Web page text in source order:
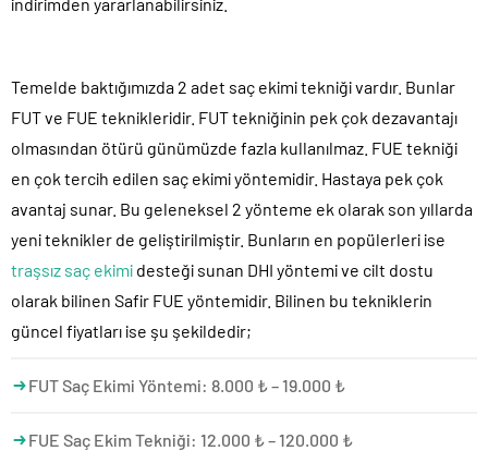
Temelde baktığımızda 2 adet saç ekimi tekniği vardır. Bunlar
FUT ve FUE teknikleridir. FUT tekniğinin pek çok dezavantajı
olmasından ötürü günümüzde fazla kullanılmaz. FUE tekniği
en çok tercih edilen saç ekimi yöntemidir. Hastaya pek çok
avantaj sunar. Bu geleneksel 2 yönteme ek olarak son yıllarda
yeni teknikler de geliştirilmiştir. Bunların en popülerleri ise
traşsız saç ekimi desteği sunan DHI yöntemi ve cilt dostu
olarak bilinen Safir FUE yöntemidir. Bilinen bu tekniklerin
güncel fiyatları ise şu şekildedir;
FUT Saç Ekimi Yöntemi: 8.000 ₺ – 19.000 ₺
FUE Saç Ekim Tekniği: 12.000 ₺ – 120.000 ₺